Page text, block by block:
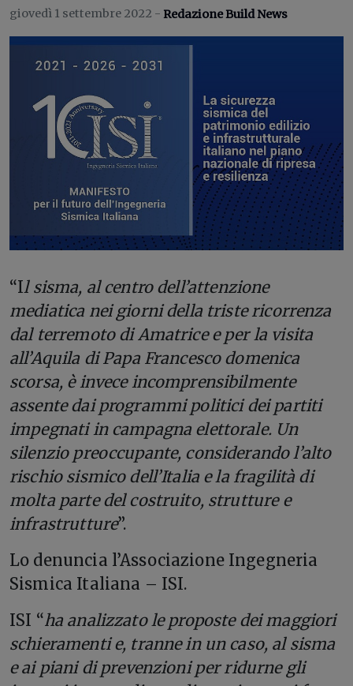
giovedì 1 settembre 2022 - Redazione Build News
“Il sisma, al centro dell’attenzione
mediatica nei giorni della triste ricorrenza
dal terremoto di Amatrice e per la visita
all’Aquila di Papa Francesco domenica
scorsa, è invece incomprensibilmente
assente dai programmi politici dei partiti
impegnati in campagna elettorale. Un
silenzio preoccupante, considerando l’alto
rischio sismico dell’Italia e la fragilità di
molta parte del costruito, strutture e
infrastrutture”.
Lo denuncia l’Associazione Ingegneria
Sismica Italiana – ISI.
ISI “ha analizzato le proposte dei maggiori
schieramenti e, tranne in un caso, al sisma
e ai piani di prevenzioni per ridurne gli